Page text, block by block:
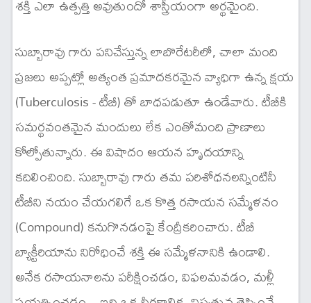
శక్తి ఎలా ఉత్పత్తి అవుతుందో శాస్త్రీయంగా అర్థమైంది.
సుబ్బారావు గారు పనిచేస్తున్న లాబొరేటరీలో, చాలా మంది
ప్రజలు అప్పట్లో అత్యంత ప్రమాదకరమైన వ్యాధిగా ఉన్న క్షయ
(Tuberculosis - టీబీ) తో బాధపడుతూ ఉండేవారు. టీబీకి
సమర్థవంతమైన మందులు లేక ఎంతోమంది ప్రాణాలు
కోల్పోతున్నారు. ఈ విషాదం ఆయన హృదయాన్ని
కదిలించింది. సుబ్బారావు గారు తమ పరిశోధనలన్నింటినీ
టీబీని నయం చేయగలిగే ఒక కొత్త రసాయన సమ్మేళనం
(Compound) కనుగొనడంపై కేంద్రీకరించారు. టీబీ
బ్యాక్టీరియాను నిరోధించే శక్తి ఈ సమ్మేళనానికి ఉండాలి.
అనేక రసాయనాలను పరీక్షించడం, విఫలమవడం, మళ్లీ